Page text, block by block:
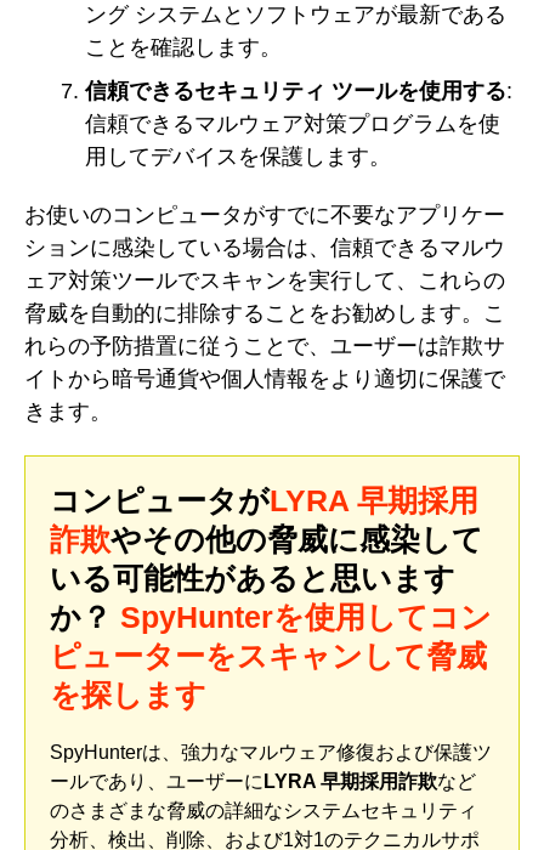
ング システムとソフトウェアが最新である
ことを確認します。
信頼できるセキュリティ ツールを使用する:
信頼できるマルウェア対策プログラムを使
用してデバイスを保護します。
お使いのコンピュータがすでに不要なアプリケー
ションに感染している場合は、信頼できるマルウ
ェア対策ツールでスキャンを実行して、これらの
脅威を自動的に排除することをお勧めします。こ
れらの予防措置に従うことで、ユーザーは詐欺サ
イトから暗号通貨や個人情報をより適切に保護で
きます。
コンピュータがLYRA 早期採用
詐欺やその他の脅威に感染して
いる可能性があると思います
か？ SpyHunterを使用してコン
ピューターをスキャンして脅威
を探します
SpyHunterは、強力なマルウェア修復および保護ツ
ールであり、ユーザーに LYRA 早期採用詐欺など
のさまざまな脅威の詳細なシステムセキュリティ
分析、検出、削除、および1対1のテクニカルサポ